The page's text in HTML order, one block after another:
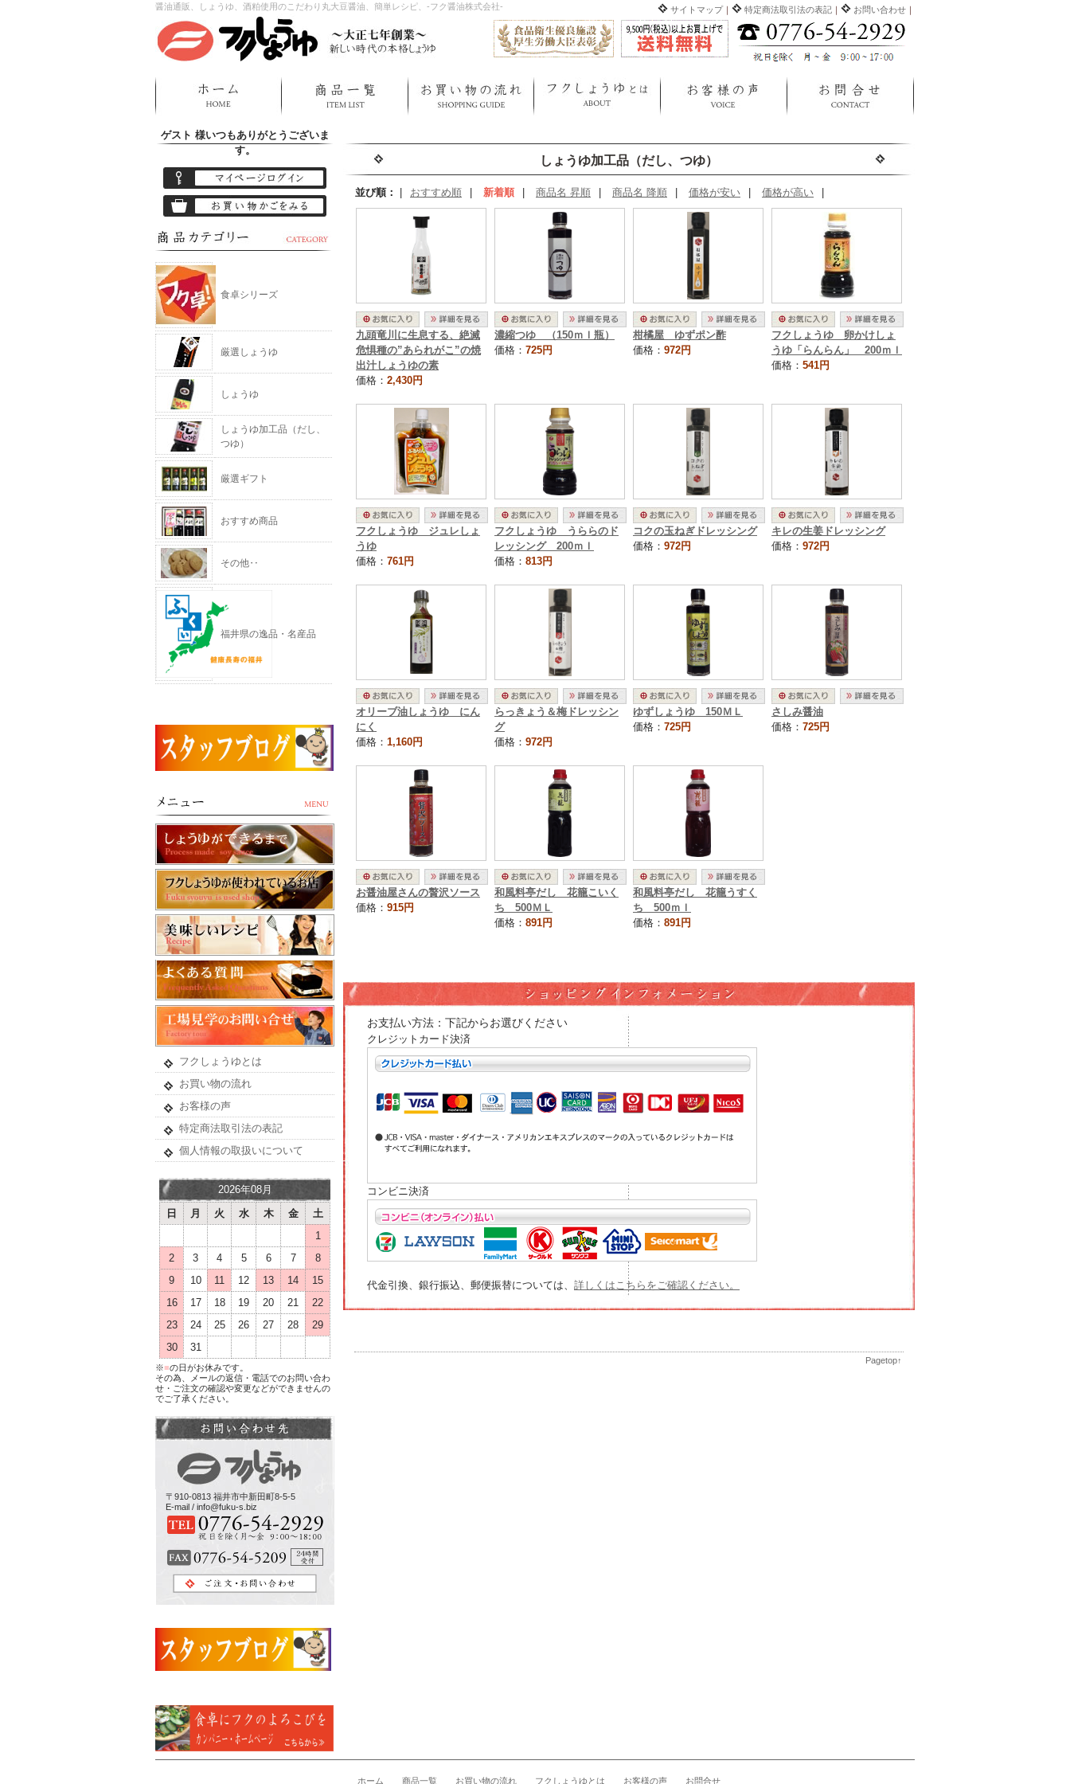
醤油通販、しょうゆ、酒粕使用のこだわり丸大豆醤油、簡単レシピ、-フク醤油株式会社- サイトマップ｜ 特定商法取引法の表記 ｜ お問い合わせ ｜
ゲスト 様いつもありがとうございま
す。
食卓シリーズ
厳選しょうゆ
しょうゆ
しょうゆ加工品（だし、
つゆ）
厳選ギフト
おすすめ商品
その他‥
福井県の逸品・名産品
フクしょうゆとは
お買い物の流れ
お客様の声
特定商法取引法の表記
個人情報の取扱いについて
2026年08月
日
月 火 水 木 金
土
1
2
3 4 5 6 7
8
9
10 11 12 13 14
15
16
17 18 19 20 21
22
23
24 25 26 27 28
29
30
31
※■の日がお休みです。
その為、メールの返信・電話でのお問い合わ
せ・ご注文の確認や変更などができませんの
でご了承ください。
〒910-0813 福井市中新田町8-5-5
E-mail / info@fuku-s.biz
しょうゆ加工品（だし、つゆ）
並び順： おすすめ順 新着順 商品名 昇順 商品名 降順 価格が安い 価格が高い
九頭竜川に生息する、絶滅
危惧種の”あられがこ”の焼
出汁しょうゆの素
価格： 2,430円
濃縮つゆ （150ｍｌ瓶）
価格： 725円
柑橘屋 ゆずポン酢
価格： 972円
フクしょうゆ 卵かけしょ
うゆ「らんらん」 200ｍｌ
価格： 541円
フクしょうゆ ジュレしょ
うゆ
価格： 761円
フクしょうゆ うららのド
レッシング 200ｍｌ
価格： 813円
コクの玉ねぎドレッシング
価格： 972円
キレの生姜ドレッシング
価格： 972円
オリーブ油しょうゆ にん
にく
価格： 1,160円
らっきょう＆梅ドレッシン
グ
価格： 972円
ゆずしょうゆ 150ＭＬ
価格： 725円
さしみ醤油
価格： 725円
お醤油屋さんの贅沢ソース
価格： 915円
和風料亭だし 花籠こいく
ち 500ＭＬ
価格： 891円
和風料亭だし 花籠うすく
ち 500ｍｌ
価格： 891円
お支払い方法：下記からお選びください
クレジットカード決済
コンビニ決済
代金引換、銀行振込、郵便振替については、 詳しくはこちらをご確認ください。
Pagetop↑
ホーム 商品一覧 お買い物の流れ フクしょうゆとは お客様の声 お問合せ